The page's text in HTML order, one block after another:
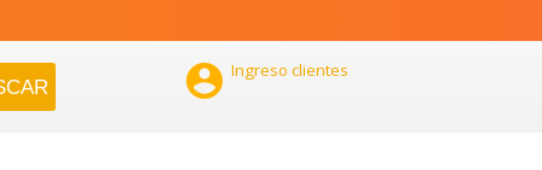
 Ingreso clientes